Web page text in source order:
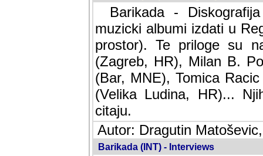
Barikada -
muzicki albumi izdati u
prostor). Te priloge su
(Zagreb, HR), Milan B.
(Bar, MNE), Tomica
(Velika Ludina, HR)...
citaju.
Autor: Dragutin
Barikada (INT) - Interviews